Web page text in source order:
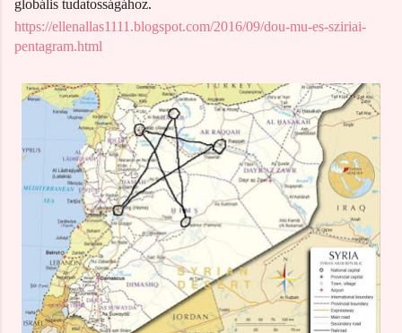
globális tudatosságához.
https://ellenallas1111.blogspot.com/2016/09/dou-mu-es-sziriai-
pentagram.html